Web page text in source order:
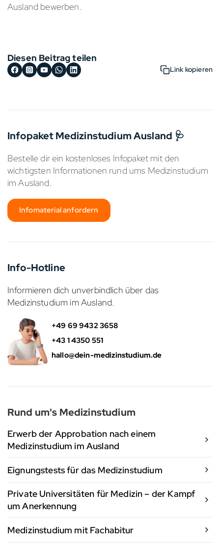
Ausland bewerben.
Diesen Beitrag teilen
Link kopieren
Infopaket Medizinstudium Ausland 🩺
Bestelle dir ein kostenloses Infopaket mit den
wichtigsten Informationen rund ums Medizinstudium
im Ausland.
Infomaterial anfordern
Info-Hotline
Informieren dich unverbindlich über das
Medizinstudium im Ausland.
+49 69 9432 3658
+43 1 4350 551
hallo@dein-medizinstudium.de
Rund um's Medizinstudium
Erwerb der Approbation nach einem
Medizinstudium im Ausland
Eignungstests für das Medizinstudium
Private Universitäten für Medizin – der Kampf
um Anerkennung
Medizinstudium mit Fachabitur